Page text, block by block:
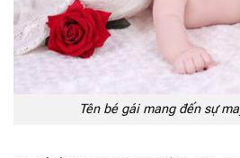
Tên bé gái mang đến sự